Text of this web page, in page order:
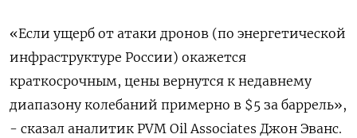
«Если ущерб от атаки дронов (по энергетической
инфраструктуре России) окажется
краткосрочным, цены вернутся к недавнему
диапазону колебаний примерно в $5 за баррель»,
- сказал аналитик PVM Oil Associates Джон Эванс.